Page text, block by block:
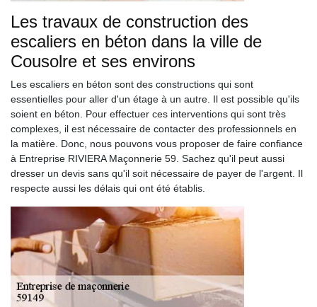
Les travaux de construction des
escaliers en béton dans la ville de
Cousolre et ses environs
Les escaliers en béton sont des constructions qui sont
essentielles pour aller d'un étage à un autre. Il est possible qu'ils
soient en béton. Pour effectuer ces interventions qui sont très
complexes, il est nécessaire de contacter des professionnels en
la matière. Donc, nous pouvons vous proposer de faire confiance
à Entreprise RIVIERA Maçonnerie 59. Sachez qu'il peut aussi
dresser un devis sans qu'il soit nécessaire de payer de l'argent. Il
respecte aussi les délais qui ont été établis.